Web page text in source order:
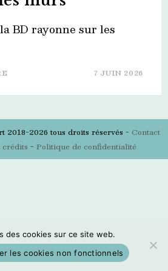
BD rayonne sur les
7 JUIN 2026
2018-2026 tous droits réservés - Contact
crédits - Politique de confidentialité
des cookies sur ce site web.
les cookies non fonctionnels